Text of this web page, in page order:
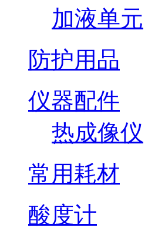
加液单元
防护用品
仪器配件
热成像仪
常用耗材
酸度计